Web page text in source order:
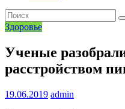
Здоровье
Ученые
расстройством
19.06.2019 admin